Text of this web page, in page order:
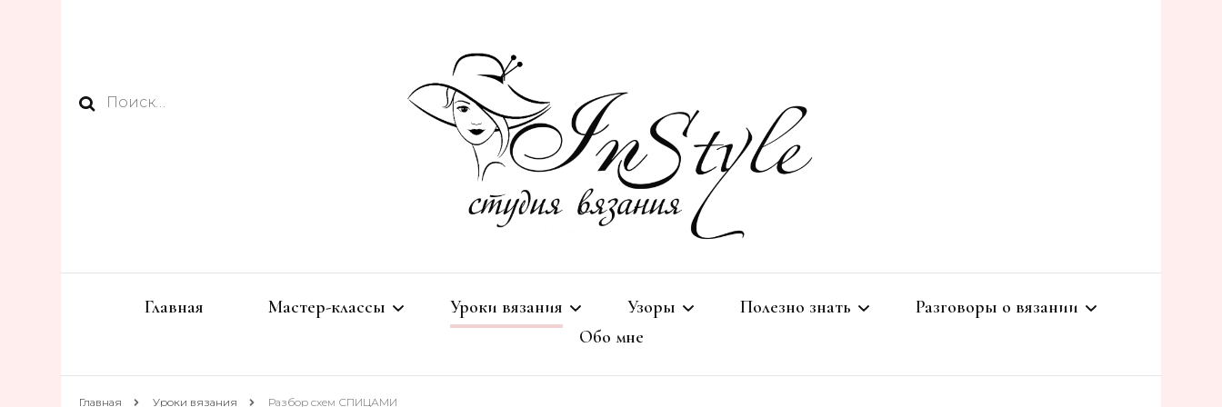
Найти:
Studio Instyle
Главная Мастер-классы Уроки вязания Узоры Полезно знать Разговоры о вязании
Обо мне
Главная Уроки вязания Разбор схем СПИЦАМИ